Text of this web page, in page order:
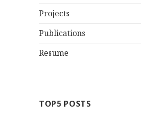
Projects
Publications
Resume
TOP5 POSTS